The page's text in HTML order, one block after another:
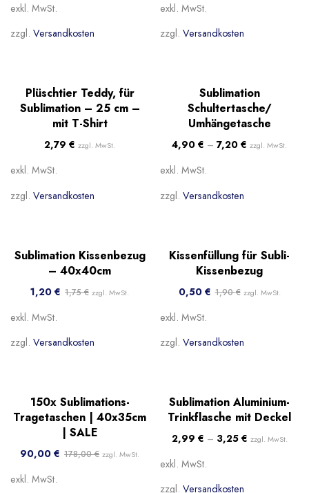
exkl. MwSt.
zzgl. Versandkosten
exkl. MwSt.
zzgl. Versandkosten
Beliebt
Plüschtier Teddy, für
Sublimation – 25 cm –
mit T-Shirt
2,79 € zzgl. MwSt.
exkl. MwSt.
zzgl. Versandkosten
Sublimation
Schultertasche/
Umhängetasche
4,90 € – 7,20 € zzgl. MwSt.
exkl. MwSt.
zzgl. Versandkosten
-31%
Sublimation Kissenbezug
– 40x40cm
1,20 € 1,75€ zzgl. MwSt.
exkl. MwSt.
zzgl. Versandkosten
Beliebt
Kissenfüllung für Subli-
Kissenbezug
0,50 € 1,90€ zzgl. MwSt.
exkl. MwSt.
zzgl. Versandkosten
-49%
Beliebt
150x Sublimations-
Tragetaschen | 40x35cm
| SALE
90,00 € 178,00€ zzgl. MwSt.
exkl. MwSt.
Beliebt
Sublimation Aluminium-
Trinkflasche mit Deckel
2,99 € – 3,25 € zzgl. MwSt.
exkl. MwSt.
zzgl. Versandkosten